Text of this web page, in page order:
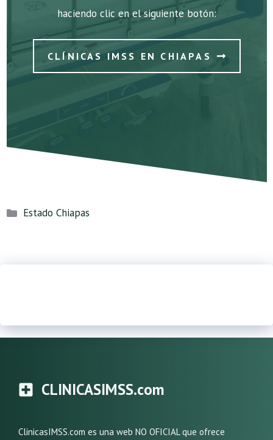
haciendo clic en el siguiente botón:
CLÍNICAS IMSS EN CHIAPAS
Categorías
Estado Chiapas
CLINICASIMSS.com
ClinicasIMSS.com es una web NO OFICIAL que ofrece